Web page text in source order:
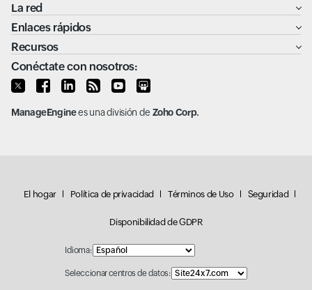
La red
Enlaces rápidos
Recursos
Conéctate con nosotros:
ManageEnginees una división de Zoho Corp.
El hogar Política de privacidad Términos de Uso Seguridad
Disponibilidad de GDPR
Idioma:
Seleccionar centros de datos: